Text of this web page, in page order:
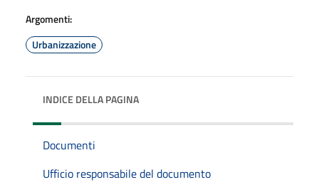
Argomenti:
Urbanizzazione
INDICE DELLA PAGINA
Documenti
Ufficio responsabile del documento